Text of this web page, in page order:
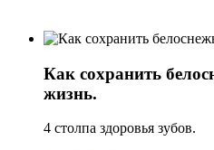
Как сохранить
жизнь.
4 столпа здоровья зубов.